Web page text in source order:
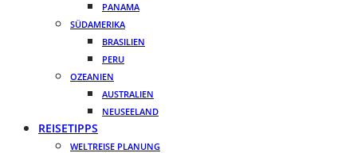
PANAMA
SÜDAMERIKA
BRASILIEN
PERU
OZEANIEN
AUSTRALIEN
NEUSEELAND
REISETIPPS
WELTREISE PLANUNG